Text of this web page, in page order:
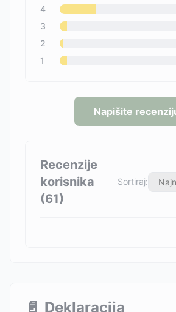
4
3
2
1
Napišite
Recenzije
korisnika
(61)
Sortiraj:
📄 Deklaracija